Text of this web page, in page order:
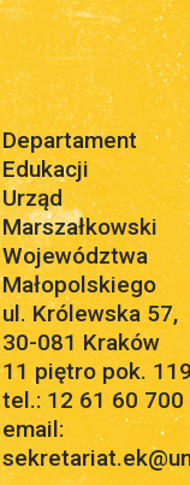
Departament
Edukacji
Urząd
Marszałkowski
Województwa
Małopolskiego
ul. Królewska 57,
30-081 Kraków
11 piętro pok. 119
tel.: 12 61 60 700
email: